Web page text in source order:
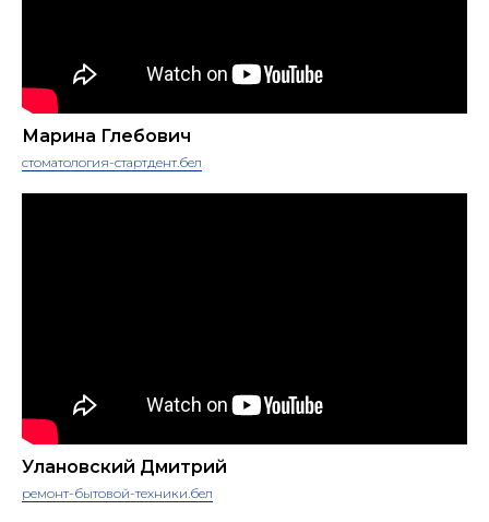
Марина Глебович
стоматология-стартдент.бел
Улановский Дмитрий
ремонт-бытовой-техники.бел